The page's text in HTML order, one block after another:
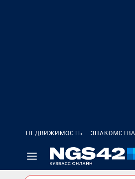
НЕДВИЖИМОСТЬ ЗНАКОМСТВА